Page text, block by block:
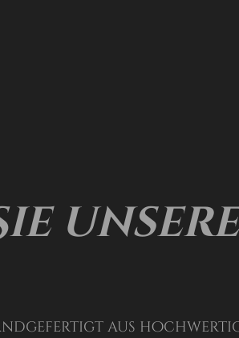
aus